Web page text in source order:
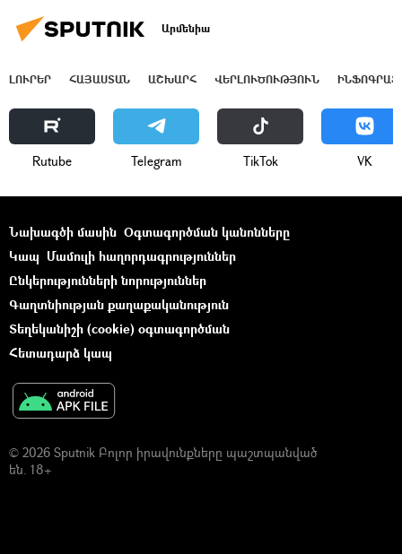
Արմենիա
ԼՈՒՐԵՐ ՀԱՅԱՍՏԱՆ ԱՇԽԱՐՀ ՎԵՐԼՈՒԾՈՒԹՅՈՒՆ
Rutube Telegram ТikТоk VK
Նախագծի մասին Օգտագործման կանոնները
Կապ Մամուլի հաղորդագրություններ
Ընկերությունների նորություններ
Գաղտնիության քաղաքականություն
Տեղեկանիշի (cookie) օգտագործման
Հետադարձ կապ
© 2026 Sputnik Բոլոր իրավունքները պաշտպանված
են. 18+